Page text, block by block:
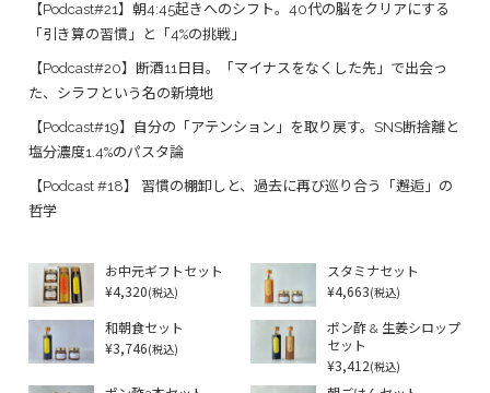
【Podcast#21】朝4:45起きへのシフト。40代の脳をクリアにする
「引き算の習慣」と「4%の挑戦」
【Podcast#20】断酒11日目。「マイナスをなくした先」で出会っ
た、シラフという名の新境地
【Podcast#19】自分の「アテンション」を取り戻す。SNS断捨離と
塩分濃度1.4%のパスタ論
【Podcast #18】 習慣の棚卸しと、過去に再び巡り合う「邂逅」の
哲学
お中元ギフトセット
¥4,320(税込)
スタミナセット
¥4,663(税込)
和朝食セット
¥3,746(税込)
ポン酢 & 生姜シロップ
セット
¥3,412(税込)